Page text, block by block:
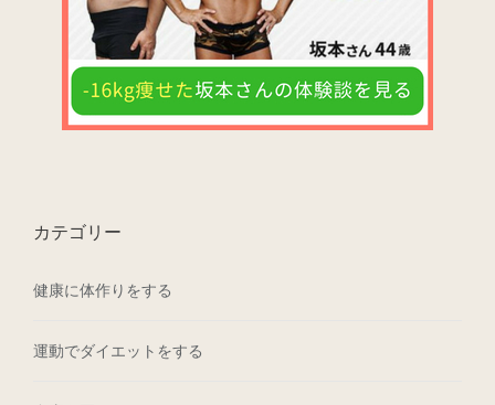
カテゴリー
健康に体作りをする
運動でダイエットをする